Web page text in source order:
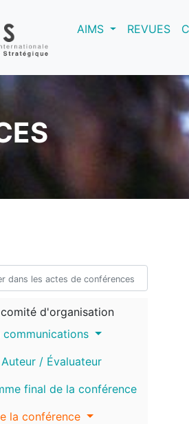
AIMS(current)REVUES
d'organisation
communications
/ Évaluateur
final de la conférence
la conférence